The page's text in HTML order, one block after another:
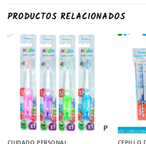
PRODUCTOS RELACIONADOS
CUIDADO PERSONAL CEPILLO